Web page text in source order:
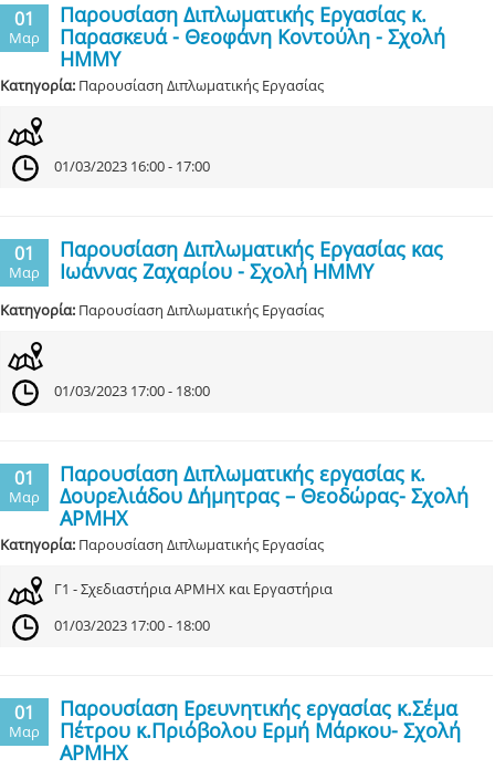
01
Μαρ
Παρουσίαση Διπλωματικής Εργασίας κ.
Παρασκευά - Θεοφάνη Κοντούλη - Σχολή
ΗΜΜΥ
Κατηγορία: Παρουσίαση Διπλωματικής Εργασίας
01/03/2023 16:00 - 17:00
01
Μαρ
Παρουσίαση Διπλωματικής Εργασίας κας
Ιωάννας Ζαχαρίου - Σχολή ΗΜΜΥ
Κατηγορία: Παρουσίαση Διπλωματικής Εργασίας
01/03/2023 17:00 - 18:00
01
Μαρ
Παρουσίαση Διπλωματικής εργασίας κ.
Δουρελιάδου Δήμητρας – Θεοδώρας- Σχολή
ΑΡΜΗΧ
Κατηγορία: Παρουσίαση Διπλωματικής Εργασίας
Γ1 - Σχεδιαστήρια ΑΡΜΗΧ και Εργαστήρια
01/03/2023 17:00 - 18:00
01
Μαρ
Παρουσίαση Ερευνητικής εργασίας κ.Σέμα
Πέτρου κ.Πριόβολου Ερμή Μάρκου- Σχολή
ΑΡΜΗΧ